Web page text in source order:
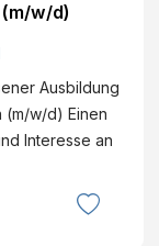
w/d)
Ausbildung
(m/w/d) Einen
Interesse an